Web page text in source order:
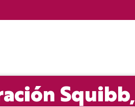
Squibb,